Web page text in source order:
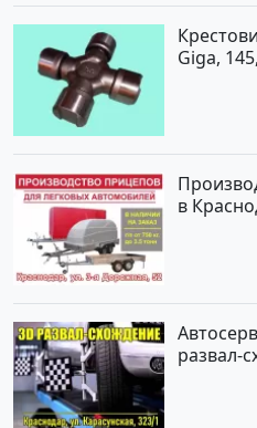
Giga,
в
развал-